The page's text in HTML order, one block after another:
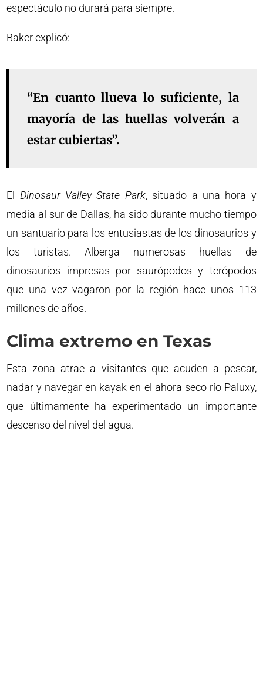
espectáculo no durará para siempre.
Baker explicó:
“En cuanto llueva lo suficiente, la
mayoría de las huellas volverán a
estar cubiertas”.
El Dinosaur Valley State Park, situado a una hora y
media al sur de Dallas, ha sido durante mucho tiempo
un santuario para los entusiastas de los dinosaurios y
los turistas. Alberga numerosas huellas de
dinosaurios impresas por saurópodos y terópodos
que una vez vagaron por la región hace unos 113
millones de años.
Clima extremo en Texas
Esta zona atrae a visitantes que acuden a pescar,
nadar y navegar en kayak en el ahora seco río Paluxy,
que últimamente ha experimentado un importante
descenso del nivel del agua.